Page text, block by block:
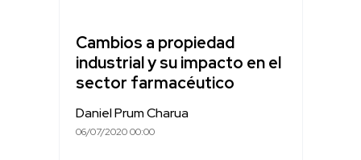
Cambios a propiedad
industrial y su impacto en el
sector farmacéutico
Daniel Prum Charua
06/07/2020 00:00